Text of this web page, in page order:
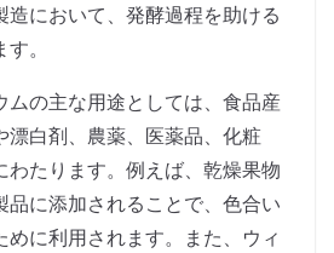
造において、発酵過程を助ける
。
ムの主な用途としては、食品産
漂白剤、農薬、医薬品、化粧
わたります。例えば、乾燥果物
品に添加されることで、色合い
に利用されます。また、ウィ